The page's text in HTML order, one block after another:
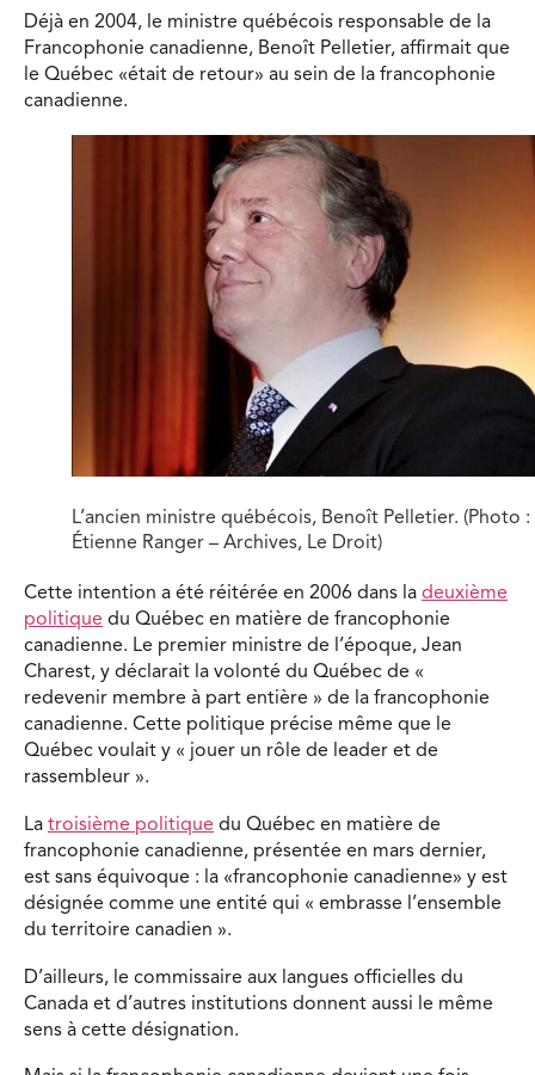
Déjà en 2004, le ministre québécois responsable de la
Francophonie canadienne, Benoît Pelletier, affirmait que
le Québec «était de retour» au sein de la francophonie
canadienne.
L’ancien ministre québécois, Benoît Pelletier. (Photo :
Étienne Ranger – Archives, Le Droit)
Cette intention a été réitérée en 2006 dans la deuxième
politique du Québec en matière de francophonie
canadienne. Le premier ministre de l’époque, Jean
Charest, y déclarait la volonté du Québec de «
redevenir membre à part entière » de la francophonie
canadienne. Cette politique précise même que le
Québec voulait y « jouer un rôle de leader et de
rassembleur ».
La troisième politique du Québec en matière de
francophonie canadienne, présentée en mars dernier,
est sans équivoque : la «francophonie canadienne» y est
désignée comme une entité qui « embrasse l’ensemble
du territoire canadien ».
D’ailleurs, le commissaire aux langues officielles du
Canada et d’autres institutions donnent aussi le même
sens à cette désignation.